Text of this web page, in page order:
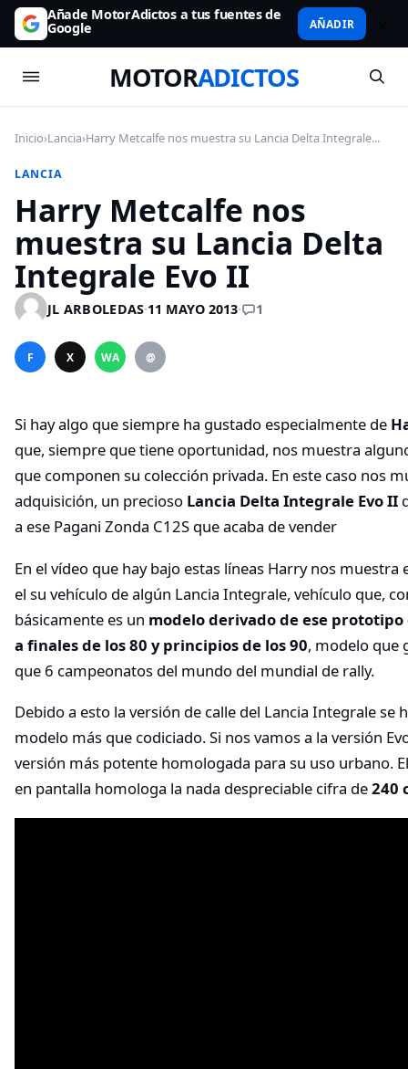
Añade MotorAdictos a tus fuentes de
Google AÑADIR
MOTORADICTOS
Inicio›Lancia›Harry Metcalfe nos muestra su Lancia Delta Integrale...
LANCIA
Harry Metcalfe nos
muestra su Lancia Delta
Integrale Evo II
JL ARBOLEDAS·11 MAYO 2013· 1
F X WA @
Si hay algo que siempre ha gustado especialmente de
que, siempre que tiene oportunidad, nos muestra
que componen su colección privada. En este caso nos
adquisición, un precioso Lancia Delta Integrale Evo II
a ese Pagani Zonda C12S que acaba de vender
En el vídeo que hay bajo estas líneas Harry nos muestra
el su vehículo de algún Lancia Integrale, vehículo que,
básicamente es un modelo derivado de ese prototipo
a finales de los 80 y principios de los 90, modelo que
que 6 campeonatos del mundo del mundial de rally.
Debido a esto la versión de calle del Lancia Integrale se
modelo más que codiciado. Si nos vamos a la versión
versión más potente homologada para su uso urbano.
en pantalla homologa la nada despreciable cifra de240